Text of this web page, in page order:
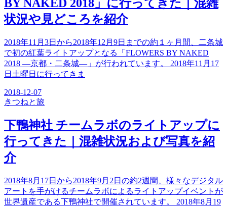
BY NAKED 2018」に行ってきた｜混雑
状況や見どころを紹介
2018年11月3日から2018年12月9日までの約１ヶ月間、二条城
で初の紅葉ライトアップとなる「FLOWERS BY NAKED
2018 ―京都・二条城―」が行われています。 2018年11月17
日土曜日に行ってきま
2018-12-07
きつねと旅
下鴨神社 チームラボのライトアップに
行ってきた｜混雑状況および写真を紹
介
2018年8月17日から2018年9月2日の約2週間、様々なデジタル
アートを手がけるチームラボによるライトアップイベントが
世界遺産である下鴨神社で開催されています。 2018年8月19